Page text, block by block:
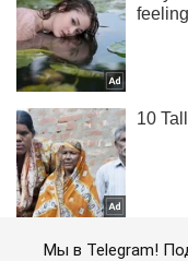
Мы в Telegram!